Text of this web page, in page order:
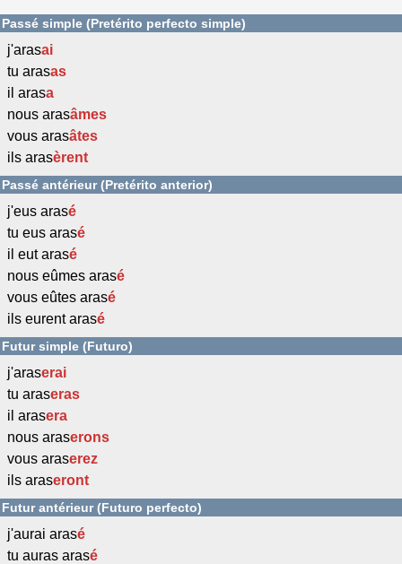
Passé simple (Pretérito perfecto simple)
j'arasai
tu arasas
il arasa
nous arasâmes
vous arasâtes
ils arasèrent
Passé antérieur (Pretérito anterior)
j'eus arasé
tu eus arasé
il eut arasé
nous eûmes arasé
vous eûtes arasé
ils eurent arasé
Futur simple (Futuro)
j'araserai
tu araseras
il arasera
nous araserons
vous araserez
ils araseront
Futur antérieur (Futuro perfecto)
j'aurai arasé
tu auras arasé